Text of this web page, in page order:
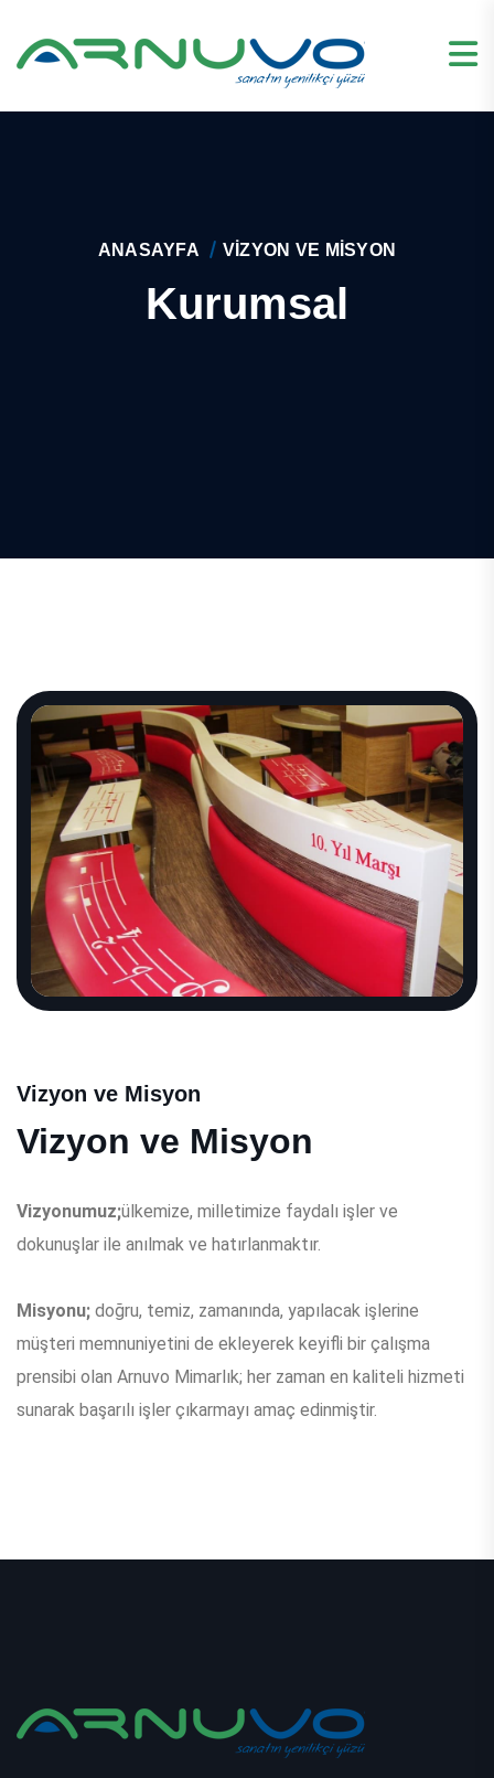
ANASAYFA VIZYON VE MISYON
Kurumsal
Vizyon ve Misyon
Vizyon ve Misyon
Vizyonumuz;ülkemize, milletimize faydalı işler ve
dokunuşlar ile anılmak ve hatırlanmaktır.
Misyonu; doğru, temiz, zamanında, yapılacak işlerine
müşteri memnuniyetini de ekleyerek keyifli bir çalışma
prensibi olan Arnuvo Mimarlık; her zaman en kaliteli hizmeti
sunarak başarılı işler çıkarmayı amaç edinmiştir.